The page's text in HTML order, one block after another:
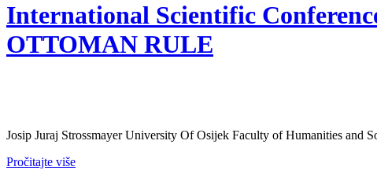
International Scientific
OTTOMAN RULE
Josip Juraj Strossmayer University Of Osijek Faculty of Humanities and
Pročitajte više